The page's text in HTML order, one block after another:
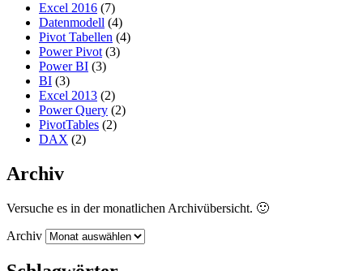
Excel 2016 (7)
Datenmodell (4)
Pivot Tabellen (4)
Power Pivot (3)
Power BI (3)
BI (3)
Excel 2013 (2)
Power Query (2)
PivotTables (2)
DAX (2)
Archiv
Versuche es in der monatlichen Archivübersicht. 🙂
Archiv